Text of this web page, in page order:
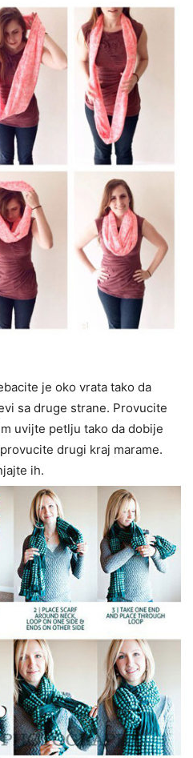
je oko vrata tako da
sa druge strane. Provucite
uvijte petlju tako da dobije
drugi kraj marame.
ih.